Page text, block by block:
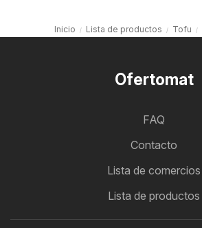
Inicio Lista de productos Tofu
Ofertomat
FAQ
Contacto
Lista de comercios
Lista de productos